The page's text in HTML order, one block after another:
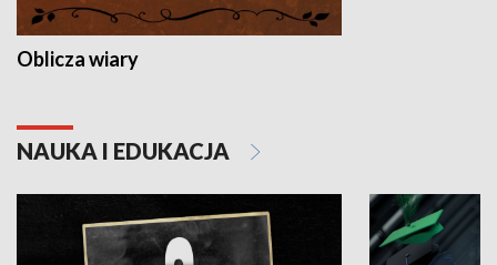
Oblicza wiary
NAUKA I EDUKACJA